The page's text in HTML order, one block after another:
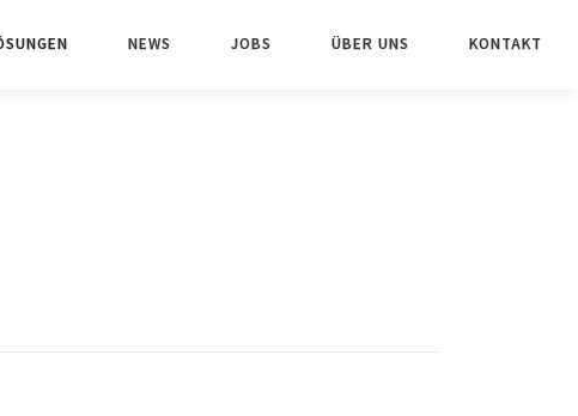
NEWS JOBS ÜBER UNS KONTAKT